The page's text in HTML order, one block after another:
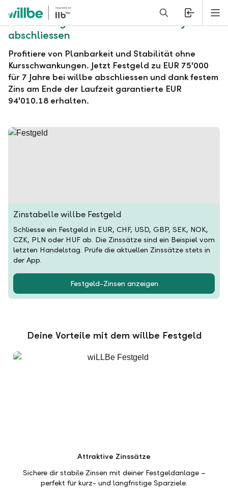
Alerts.Headline
willbe Festgeld zu EUR 75'000 für 7 Jahre
abschliessen
Profitiere von Planbarkeit und Stabilität ohne
Kursschwankungen. Jetzt Festgeld zu EUR 75'000
für 7 Jahre bei willbe abschliessen und dank festem
Zins am Ende der Laufzeit garantierte EUR
94'010.18 erhalten.
Zinstabelle willbe Festgeld
Schliesse ein Festgeld in EUR, CHF, USD, GBP, SEK, NOK,
CZK, PLN oder HUF ab. Die Zinssätze sind ein Beispiel vom
letzten Handelstag. Prüfe die aktuellen Zinssätze stets in
der App.
Festgeld-Zinsen anzeigen
Deine Vorteile mit dem willbe Festgeld
Attraktive Zinssätze
Sichere dir stabile Zinsen mit deiner Festgeldanlage –
perfekt für kurz- und langfristige Sparziele.